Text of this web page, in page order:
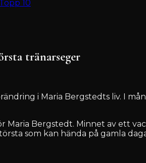
Topp 10
tränarseger
i Maria Bergstedts liv. I
Bergstedt. Minnet av ett
som kan hända på gamla